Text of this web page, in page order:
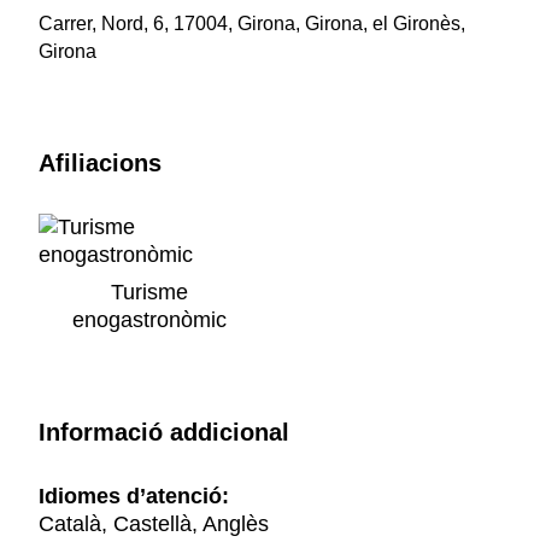
Carrer, Nord, 6, 17004, Girona, Girona, el Gironès,
Girona
Afiliacions
Turisme
enogastronòmic
Informació addicional
Idiomes d’atenció:
Català, Castellà, Anglès